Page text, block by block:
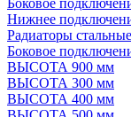
Нижнее
Радиаторы
Боковое
ВЫСОТА 900 мм
ВЫСОТА 300 мм
ВЫСОТА 400 мм